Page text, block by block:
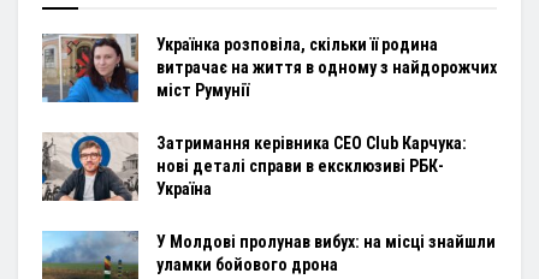
Українка розповіла, скільки її родина
витрачає на життя в одному з найдорожчих
міст Румунії
Затримання керівника CEO Club Карчука:
нові деталі справи в ексклюзиві РБК-
Україна
У Молдові пролунав вибух: на місці знайшли
уламки бойового дрона